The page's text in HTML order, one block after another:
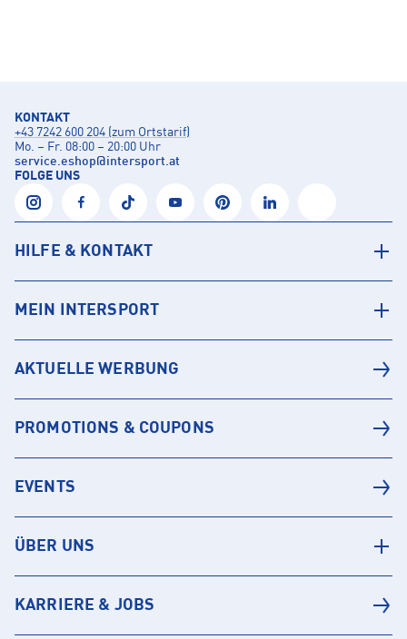
KONTAKT
+43 7242 600 204 (zum Ortstarif)
Mo. – Fr. 08:00 – 20:00 Uhr
service.eshop@intersport.at
FOLGE UNS
HILFE & KONTAKT
MEIN INTERSPORT
AKTUELLE WERBUNG
PROMOTIONS & COUPONS
EVENTS
ÜBER UNS
KARRIERE & JOBS